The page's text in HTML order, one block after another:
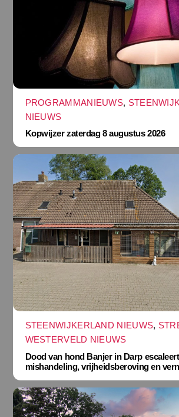
PROGRAMMANIEUWS,
NIEUWS
Kopwijzer zaterdag 8 augustus 2026
STEENWIJKERLAND NIEUWS,
WESTERVELD NIEUWS
Dood van hond Banjer in Darp
mishandeling, vrijheidsberoving en